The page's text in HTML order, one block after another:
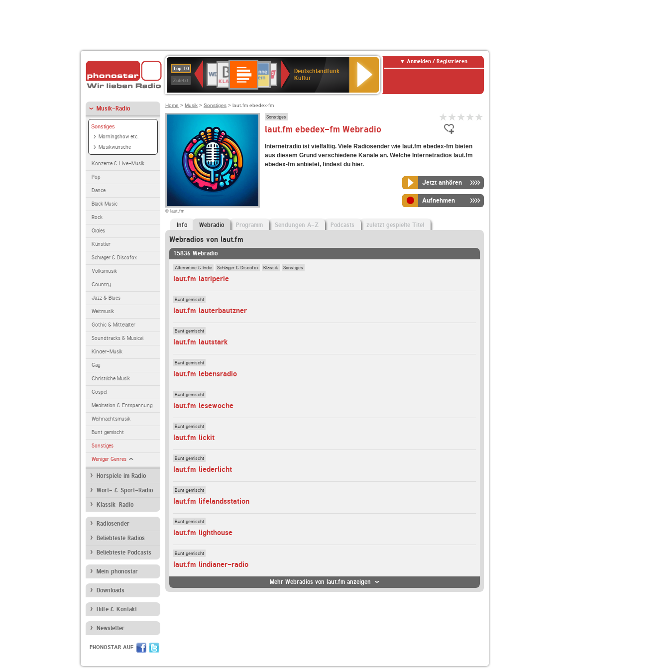
Top 10
Zuletzt
Deutschlandfunk
80er
90er
OLDIE
ANTENNE
SWR3
4
BR-
KLASSIK
Deutschlandfunk
Kultur
ANTENNE
BAYERN
SWR
Kultur
NDR
2
Deutschlandfunk
Kultur
Anmelden / Registrieren
Musik-Radio
Sonstiges
Morningshow etc.
Musikwünsche
Konzerte & Live-Musik
Pop
Dance
Black Music
Rock
Oldies
Künstler
Schlager & Discofox
Volksmusik
Country
Jazz & Blues
Weltmusik
Gothic & Mittelalter
Soundtracks & Musical
Kinder-Musik
Gay
Christliche Musik
Gospel
Meditation & Entspannung
Weihnachtsmusik
Bunt gemischt
Sonstiges
Weniger Genres
Hörspiele im Radio
Wort- & Sport-Radio
Klassik-Radio
Radiosender
Beliebteste Radios
Beliebteste Podcasts
Mein phonostar
Downloads
Hilfe & Kontakt
Newsletter
PHONOSTAR AUF
Home > Musik > Sonstiges > laut.fm ebedex-fm
© laut.fm
Sonstiges
laut.fm ebedex-fm Webradio
Internetradio ist vielfältig. Viele Radiosender wie laut.fm ebedex-fm bieten
aus diesem Grund verschiedene Kanäle an. Welche Internetradios laut.fm
ebedex-fm anbietet, findest du hier.
Jetzt anhören
Aufnehmen
Info Webradio Programm Sendungen A-Z Podcasts zuletzt gespielte Titel
Webradios von laut.fm
15836 Webradio
Alternative & Indie Schlager & Discofox Klassik Sonstiges
laut.fm latriperie
Bunt gemischt
laut.fm lauterbautzner
Bunt gemischt
laut.fm lautstark
Bunt gemischt
laut.fm lebensradio
Bunt gemischt
laut.fm lesewoche
Bunt gemischt
laut.fm lickit
Bunt gemischt
laut.fm liederlicht
Bunt gemischt
laut.fm lifelandsstation
Bunt gemischt
laut.fm lighthouse
Bunt gemischt
laut.fm lindianer-radio
Mehr Webradios von laut.fm anzeigen